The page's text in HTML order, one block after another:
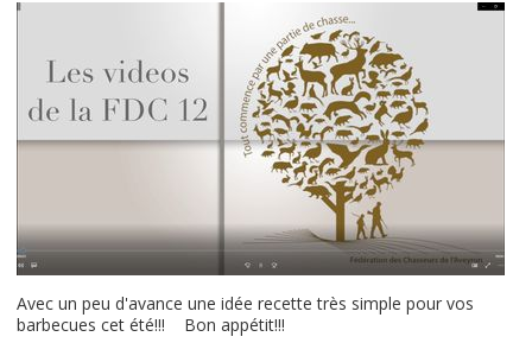
Avec un peu d'avance une idée recette très simple pour vos
barbecues cet été!!! Bon appétit!!!